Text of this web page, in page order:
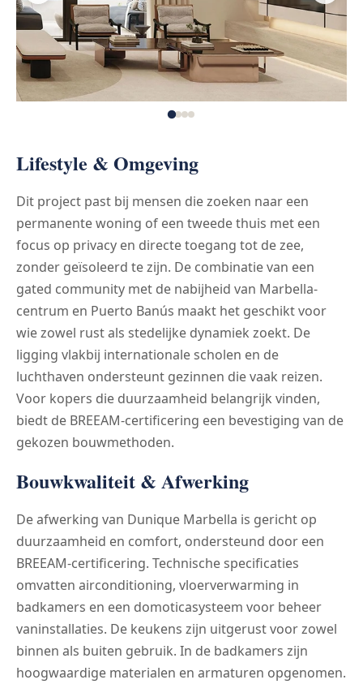
Lifestyle & Omgeving
Dit project past bij mensen die zoeken naar een
permanente woning of een tweede thuis met een
focus op privacy en directe toegang tot de zee,
zonder geïsoleerd te zijn. De combinatie van een
gated community met de nabijheid van Marbella-
centrum en Puerto Banús maakt het geschikt voor
wie zowel rust als stedelijke dynamiek zoekt. De
ligging vlakbij internationale scholen en de
luchthaven ondersteunt gezinnen die vaak reizen.
Voor kopers die duurzaamheid belangrijk vinden,
biedt de BREEAM-certificering een bevestiging van de
gekozen bouwmethoden.
Bouwkwaliteit & Afwerking
De afwerking van Dunique Marbella is gericht op
duurzaamheid en comfort, ondersteund door een
BREEAM-certificering. Technische specificaties
omvatten airconditioning, vloerverwarming in
badkamers en een domoticasysteem voor beheer
vaninstallaties. De keukens zijn uitgerust voor zowel
binnen als buiten gebruik. In de badkamers zijn
hoogwaardige materialen en armaturen opgenomen.